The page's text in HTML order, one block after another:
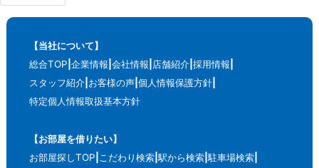
【当社について】
総合TOP 企業情報 会社情報 店舗紹介 採用情報
スタッフ紹介 お客様の声 個人情報保護方針
特定個人情報取扱基本方針
【お部屋を借りたい】
お部屋探しTOP こだわり検索 駅から検索 駐車場検索